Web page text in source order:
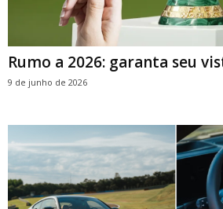
Rumo a 2026: garanta seu
9 de junho de 2026